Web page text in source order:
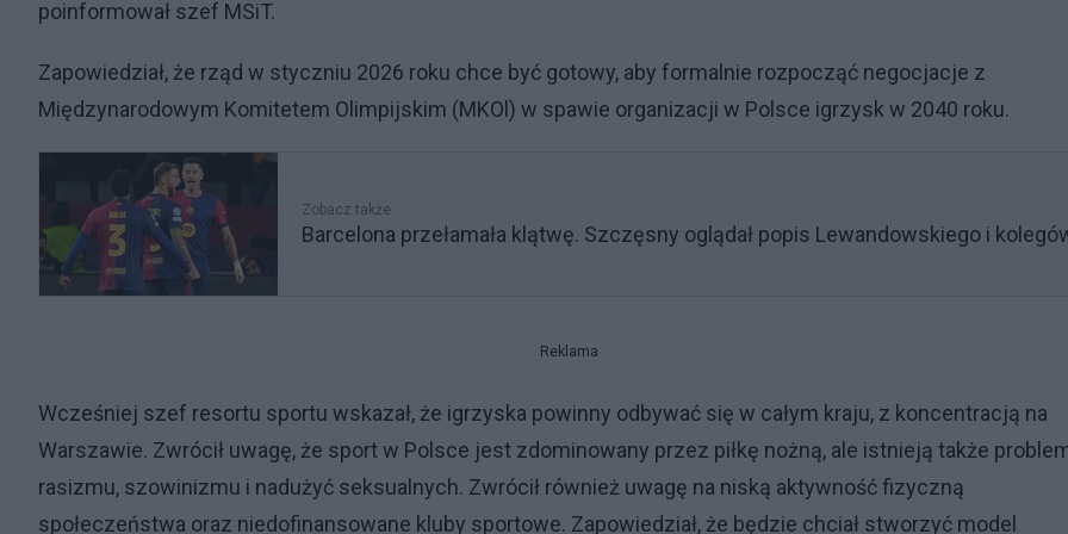
poinformował szef MSiT.
Zapowiedział, że rząd w styczniu 2026 roku chce być gotowy, aby formalnie rozpocząć negocjacje z
Międzynarodowym Komitetem Olimpijskim (MKOl) w spawie organizacji w Polsce igrzysk w 2040 roku.
Zobacz także
Barcelona przełamała klątwę. Szczęsny oglądał popis Lewandowskiego i
Reklama
Wcześniej szef resortu sportu wskazał, że igrzyska powinny odbywać się w całym kraju, z koncentracją na
Warszawie. Zwrócił uwagę, że sport w Polsce jest zdominowany przez piłkę nożną, ale istnieją także
rasizmu, szowinizmu i nadużyć seksualnych. Zwrócił również uwagę na niską aktywność fizyczną
społeczeństwa oraz niedofinansowane kluby sportowe. Zapowiedział, że będzie chciał stworzyć model